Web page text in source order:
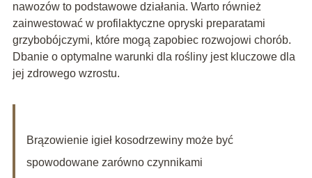
nawozów to podstawowe działania. Warto również
zainwestować w profilaktyczne opryski preparatami
grzybobójczymi, które mogą zapobiec rozwojowi chorób.
Dbanie o optymalne warunki dla rośliny jest kluczowe dla
jej zdrowego wzrostu.
Brązowienie igieł kosodrzewiny może być
spowodowane zarówno czynnikami